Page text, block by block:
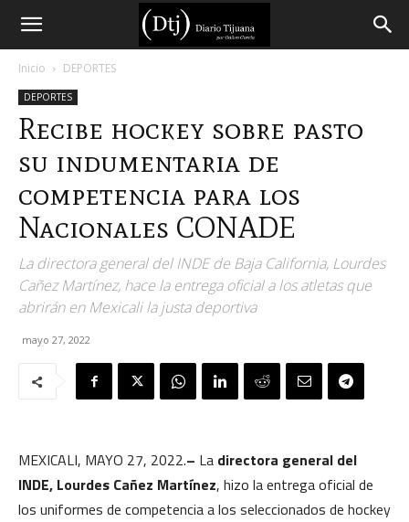
Diario
Tijuana
Inicio DEPORTES
DEPORTES
Recibe hockey sobre pasto
su indumentaria de
competencia para los
Nacionales CONADE
La directora general del INDE de Baja California, Lourdes
Cañez Martínez, hace la entrega oficial a los atletas que
abrirán en Mexicali la justa deportiva
mayo 27, 2022
MEXICALI, MAYO 27, 2022.– La directora general del
INDE, Lourdes Cañez Martínez, hizo la entrega oficial de
los uniformes de competencia a los seleccionados de hockey